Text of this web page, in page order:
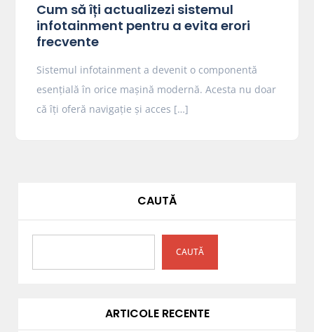
Cum să îți actualizezi sistemul
infotainment pentru a evita erori
frecvente
Sistemul infotainment a devenit o componentă
esențială în orice mașină modernă. Acesta nu doar
că îți oferă navigație și acces […]
CAUTĂ
CAUTĂ
ARTICOLE RECENTE